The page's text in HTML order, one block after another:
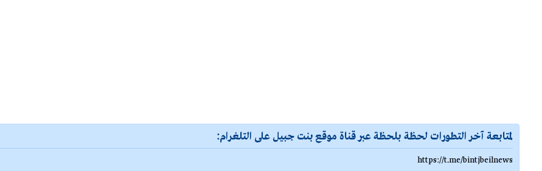
لمتابعة آخر التطورات لحظة بلحظة عبر قناة موقع بنت جبيل على التلغرام:
https://t.me/bintjbeilnews